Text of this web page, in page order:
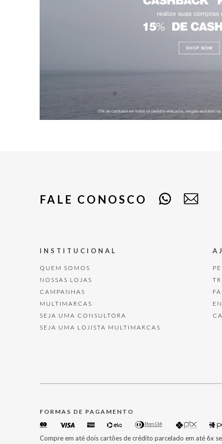
FALE CONOSCO
INSTITUCIONAL
QUEM SOMOS
NOSSAS LOJAS
CAMPANHAS
MULTIMARCAS
SEJA UMA CONSULTORA
SEJA UMA LOJISTA MULTIMARCAS
FORMAS DE PAGAMENTO
Compre em até dois cartões de crédito parcelado em até 6x